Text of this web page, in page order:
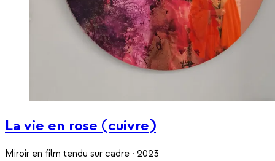
La vie en rose (cuivre)
Miroir en film tendu sur cadre · 2023